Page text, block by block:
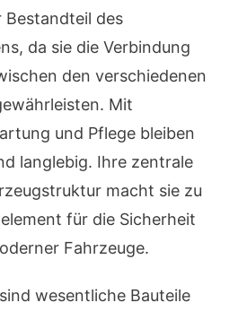
des
da sie die Verbindung
den verschiedenen
Mit
und Pflege bleiben
langlebig. Ihre zentrale
macht sie zu
für die Sicherheit
Fahrzeuge.
wesentliche Bauteile